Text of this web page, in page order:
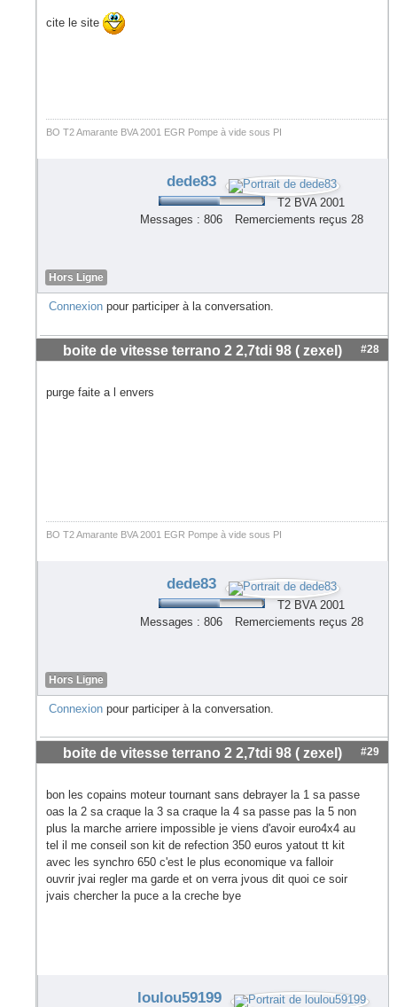
cite le site
BO T2 Amarante BVA 2001 EGR Pompe à vide sous PI
dede83
T2 BVA 2001
Messages : 806
Remerciements reçus 28
Hors Ligne
Connexion pour participer à la conversation.
boite de vitesse terrano 2 2,7tdi 98 ( zexel) #28
purge faite a l envers
BO T2 Amarante BVA 2001 EGR Pompe à vide sous PI
dede83
T2 BVA 2001
Messages : 806
Remerciements reçus 28
Hors Ligne
Connexion pour participer à la conversation.
boite de vitesse terrano 2 2,7tdi 98 ( zexel) #29
bon les copains moteur tournant sans debrayer la 1 sa passe
oas la 2 sa craque la 3 sa craque la 4 sa passe pas la 5 non
plus la marche arriere impossible je viens d'avoir euro4x4 au
tel il me conseil son kit de refection 350 euros yatout tt kit
avec les synchro 650 c'est le plus economique va falloir
ouvrir jvai regler ma garde et on verra jvous dit quoi ce soir
jvais chercher la puce a la creche bye
loulou59199